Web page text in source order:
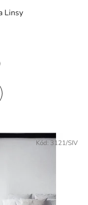
Linsy
Kód: 3121/SIV